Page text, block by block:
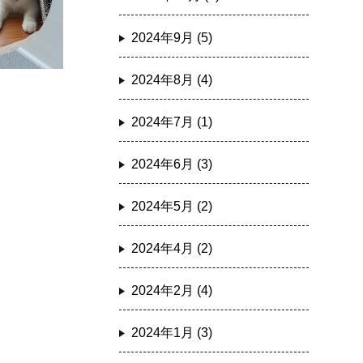
2024年9月 (5)
2024年8月 (4)
2024年7月 (1)
2024年6月 (3)
2024年5月 (2)
2024年4月 (2)
2024年2月 (4)
2024年1月 (3)